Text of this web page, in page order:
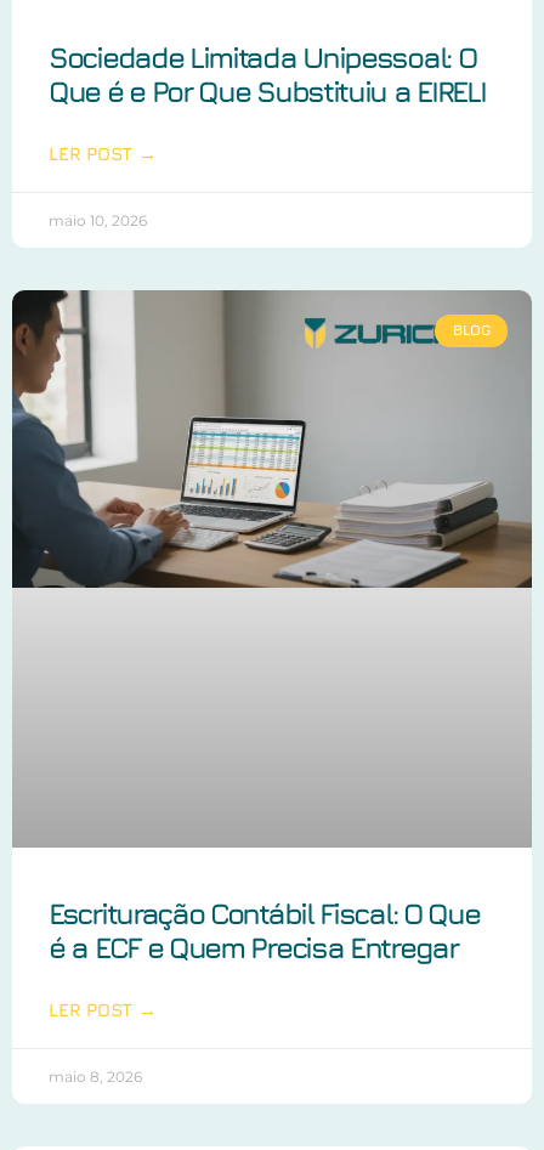
Sociedade Limitada Unipessoal: O
Que é e Por Que Substituiu a EIRELI
LER POST →
maio 10, 2026
BLOG
Escrituração Contábil Fiscal: O Que
é a ECF e Quem Precisa Entregar
LER POST →
maio 8, 2026